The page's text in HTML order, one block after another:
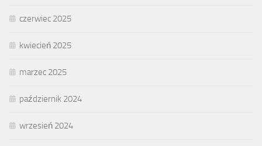
czerwiec 2025
kwiecień 2025
marzec 2025
październik 2024
wrzesień 2024